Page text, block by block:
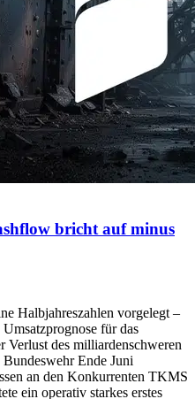
bricht auf minus
Halbjahreszahlen vorgelegt –
für das
Verlust des milliardenschweren
Ende Juni
an den Konkurrenten TKMS
ein operativ starkes erstes